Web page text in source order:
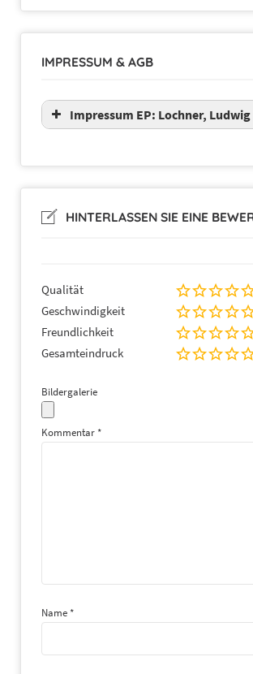
IMPRESSUM & AGB
Impressum EP: Lochner,
HINTERLASSEN SIE EINE
Qualität
Geschwindigkeit
Freundlichkeit
Gesamteindruck
Bildergalerie
Kommentar *
Name *